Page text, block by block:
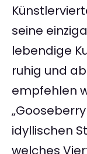
seine
lebendige
ruhig und
empfehlen
idyllischen